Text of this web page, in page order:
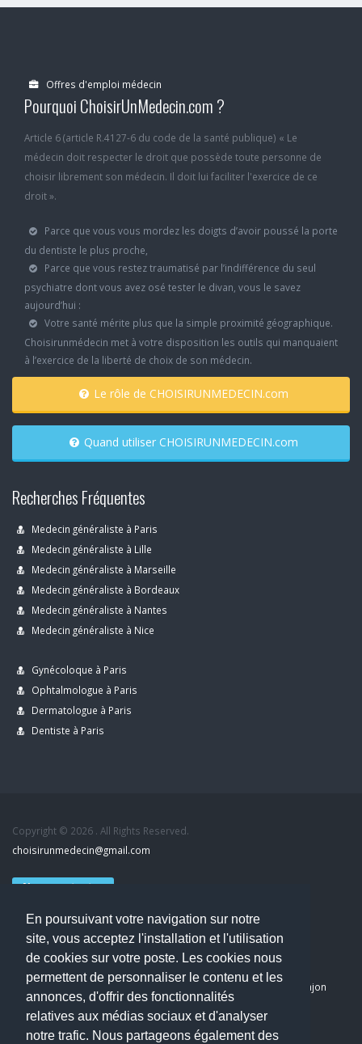
En poursuivant votre navigation sur notre
site, vous acceptez l'installation et l'utilisation
de cookies sur votre poste. Les cookies nous
permettent de personnaliser le contenu et les
annonces, d'offrir des fonctionnalités
relatives aux médias sociaux et d'analyser
notre trafic. Nous partageons également des
Offres d'emploi médecin
Pourquoi ChoisirUnMedecin.com ?
Article 6 (article R.4127-6 du code de la santé publique) « Le
médecin doit respecter le droit que possède toute personne de
choisir librement son médecin. Il doit lui faciliter l'exercice de ce
droit ».
Parce que vous vous mordez les doigts d’avoir poussé la porte
du dentiste le plus proche,
Parce que vous restez traumatisé par l’indifférence du seul
psychiatre dont vous avez osé tester le divan, vous le savez
aujourd’hui :
Votre santé mérite plus que la simple proximité géographique.
Choisirunmédecin met à votre disposition les outils qui manquaient
à l’exercice de la liberté de choix de son médecin.
Le rôle de CHOISIRUNMEDECIN.com
Quand utiliser CHOISIRUNMEDECIN.com
Recherches Fréquentes
Medecin généraliste à Paris
Medecin généraliste à Lille
Medecin généraliste à Marseille
Medecin généraliste à Bordeaux
Medecin généraliste à Nantes
Medecin généraliste à Nice
Gynécoloque à Paris
Ophtalmologue à Paris
Dermatologue à Paris
Dentiste à Paris
Copyright © 2026 . All Rights Reserved.
choisirunmedecin@gmail.com
Nous contacter
Dernier avis : PASCAL DELCAMPE, Chirurgien maxillo-faciale à Arpajon
Mentions légales